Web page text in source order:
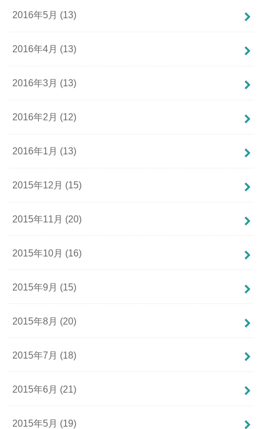
2016年5月 (13)
2016年4月 (13)
2016年3月 (13)
2016年2月 (12)
2016年1月 (13)
2015年12月 (15)
2015年11月 (20)
2015年10月 (16)
2015年9月 (15)
2015年8月 (20)
2015年7月 (18)
2015年6月 (21)
2015年5月 (19)